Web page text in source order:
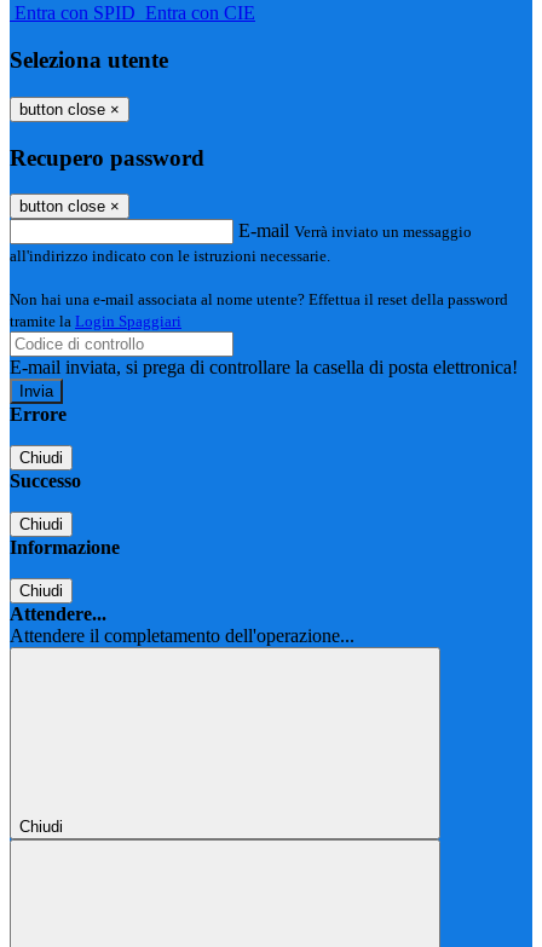
Entra con SPID Entra con CIE
Seleziona utente
button close ×
Recupero password
button close ×
E-mail Verrà inviato un messaggio
all'indirizzo indicato con le istruzioni necessarie.
Non hai una e-mail associata al nome utente? Effettua il reset della password
tramite la Login Spaggiari
E-mail inviata, si prega di controllare la casella di posta elettronica!
Errore
Chiudi
Successo
Chiudi
Informazione
Chiudi
Attendere...
Attendere il completamento dell'operazione...
Chiudi